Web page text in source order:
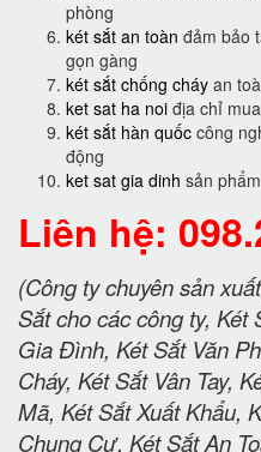
phòng
két sắt an toàn đảm bảo
gọn gàng
két sắt chống cháy an
ket sat ha noi địa chỉ
két sắt hàn quốc công
động
ket sat gia dinh sản
Liên hệ:
(Công ty chuyên sản
Sắt cho các công ty, Két
Gia Đình, Két Sắt Văn
Cháy, Két Sắt Vân Tay,
Mã, Két Sắt Xuất Khẩu,
Chung Cư, Két Sắt An